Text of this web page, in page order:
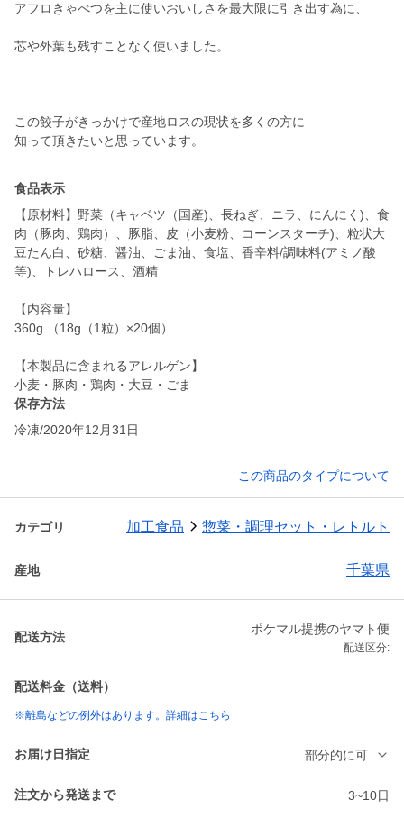
アフロきゃべつを主に使いおいしさを最大限に引き出す為に、
芯や外葉も残すことなく使いました。
この餃子がきっかけで産地ロスの現状を多くの方に
知って頂きたいと思っています。
食品表示
【原材料】野菜（キャベツ（国産)、長ねぎ、ニラ、にんにく)、食
肉（豚肉、鶏肉）、豚脂、皮（小麦粉、コーンスターチ)、粒状大
豆たん白、砂糖、醤油、ごま油、食塩、香辛料/調味料(アミノ酸
等)、トレハロース、酒精
【内容量】
360g （18g（1粒）×20個）
【本製品に含まれるアレルゲン】
小麦・豚肉・鶏肉・大豆・ごま
保存方法
冷凍/2020年12月31日
この商品のタイプについて
カテゴリ 加工食品 惣菜・調理セット・レトルト
産地 千葉県
配送方法
ポケマル提携のヤマト便
配送区分:
配送料金（送料）
※離島などの例外はあります。詳細はこちら
お届け日指定 部分的に可
注文から発送まで 3~10日